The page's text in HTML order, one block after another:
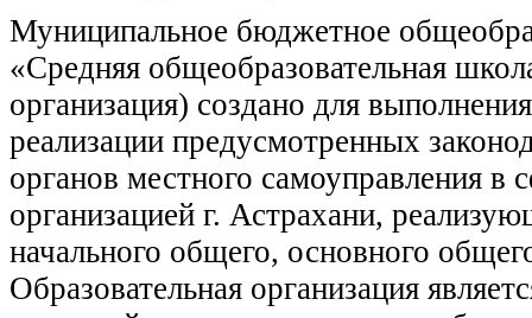
Муниципальное бюджетное
«Средняя общеобразовательная
организация) создано для
реализации предусмотренных
органов местного самоуправления в
организацией г. Астрахани,
начального общего, основного
Образовательная организация